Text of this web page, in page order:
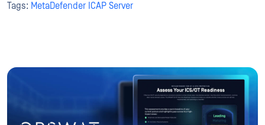
Tags: MetaDefender ICAP Server